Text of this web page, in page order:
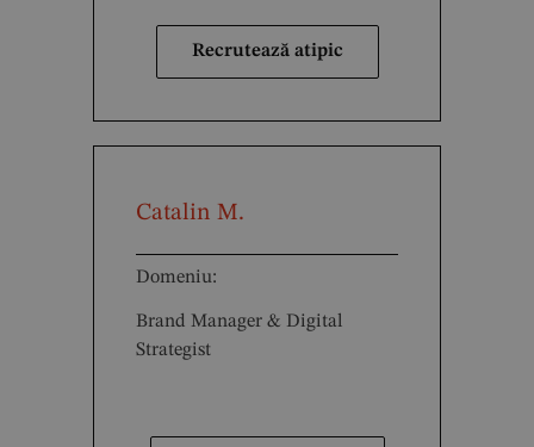
Recrutează atipic
Catalin M.
Domeniu:
Brand Manager & Digital
Strategist